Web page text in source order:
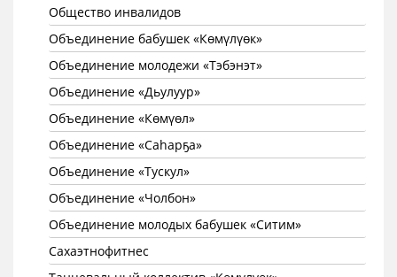
Общество инвалидов
Объединение бабушек «Көмүлүөк»
Объединение молодежи «Тэбэнэт»
Объединение «Дьулуур»
Объединение «Көмүөл»
Объединение «Саhарҕа»
Объединение «Тускул»
Объединение «Чолбон»
Объединение молодых бабушек «Ситим»
Сахаэтнофитнес